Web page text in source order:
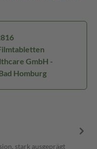
GmbH -
Homburg
stark ausgeprägt